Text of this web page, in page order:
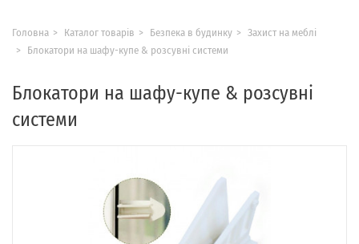
Головна Каталог товарів Безпека в будинку
Захист на меблі
Блокатори на шафу-купе & розсувні системи
Блокатори на шафу-купе & розсувні
системи